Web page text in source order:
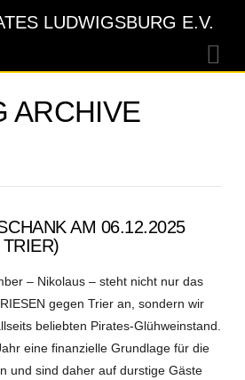
ARCHIVE
AM 06.12.2025
– Nikolaus – steht nicht nur das
gegen Trier an, sondern wir
beliebten Pirates-Glühweinstand.
eine finanzielle Grundlage für die
und sind daher auf durstige Gäste